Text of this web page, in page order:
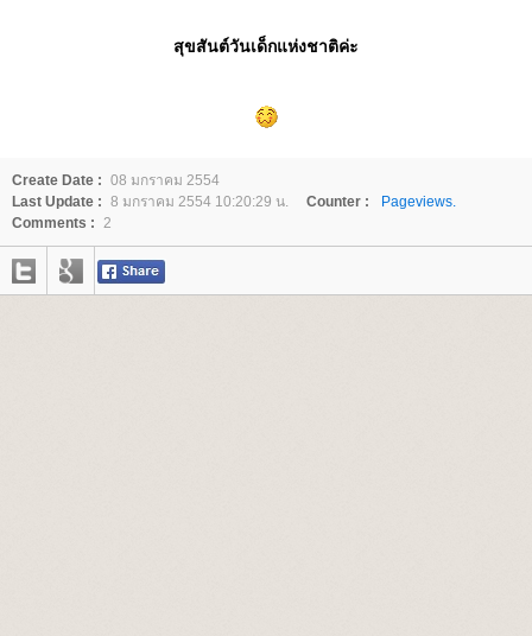
สุขสันต์วันเด็กแห่งชาติค่ะ
Create Date : 08 มกราคม 2554
Last Update : 8 มกราคม 2554 10:20:29 น. Counter :
Pageviews.
Comments : 2